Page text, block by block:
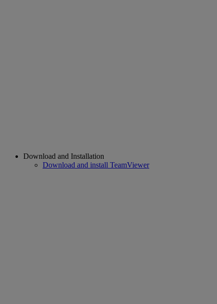
Download and Installation
Download and install TeamViewer